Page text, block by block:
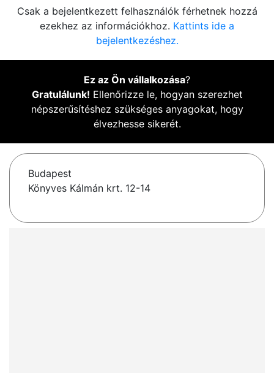
Csak a bejelentkezett felhasználók férhetnek hozzá
ezekhez az információkhoz. Kattints ide a
bejelentkezéshez.
Ez az Ön vállalkozása?
Gratulálunk! Ellenőrizze le, hogyan szerezhet
népszerűsítéshez szükséges anyagokat, hogy
élvezhesse sikerét.
Budapest
Könyves Kálmán krt. 12-14